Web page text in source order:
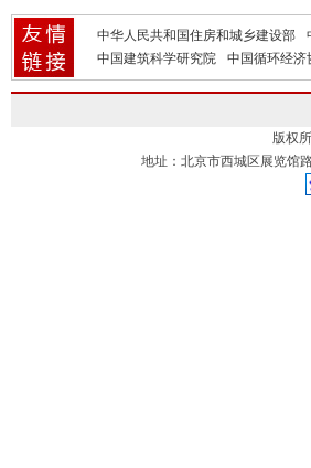
中华人民共和国住房和城乡建设部
中国建筑科学研究院
中国循环经济
版权
地址：北京市西城区展览馆